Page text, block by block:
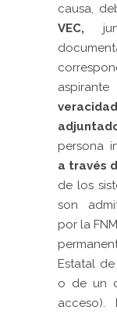
causa,
VEC,
persona
a través
de los
son
por la
Estatal
o de un
acceso).